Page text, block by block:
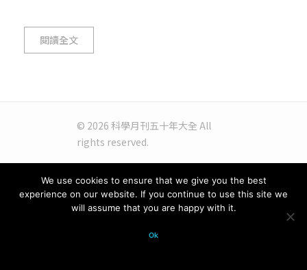
閱讀全文
© 2026 科學月刊五十年大全 All
rights reserved.
We use cookies to ensure that we give you the best
experience on our website. If you continue to use this site we
will assume that you are happy with it.
Ok